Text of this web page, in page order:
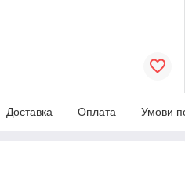
Доставка Оплата Умови